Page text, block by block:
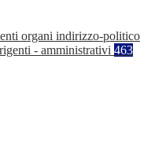
organi indirizzo-politico
- amministrativi 463